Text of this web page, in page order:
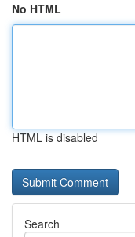
No HTML
HTML is disabled
Search